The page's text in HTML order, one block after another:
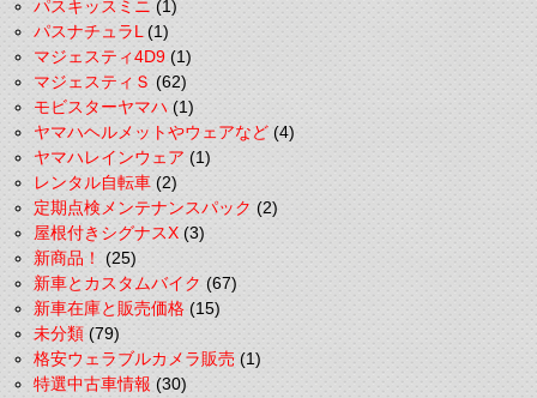
パスキッスミニ(1)
パスナチュラL(1)
マジェスティ4D9(1)
マジェスティＳ(62)
モビスターヤマハ(1)
ヤマハヘルメットやウェアなど(4)
ヤマハレインウェア(1)
レンタル自転車(2)
定期点検メンテナンスパック(2)
屋根付きシグナスX(3)
新商品！(25)
新車とカスタムバイク(67)
新車在庫と販売価格(15)
未分類(79)
格安ウェラブルカメラ販売(1)
特選中古車情報(30)